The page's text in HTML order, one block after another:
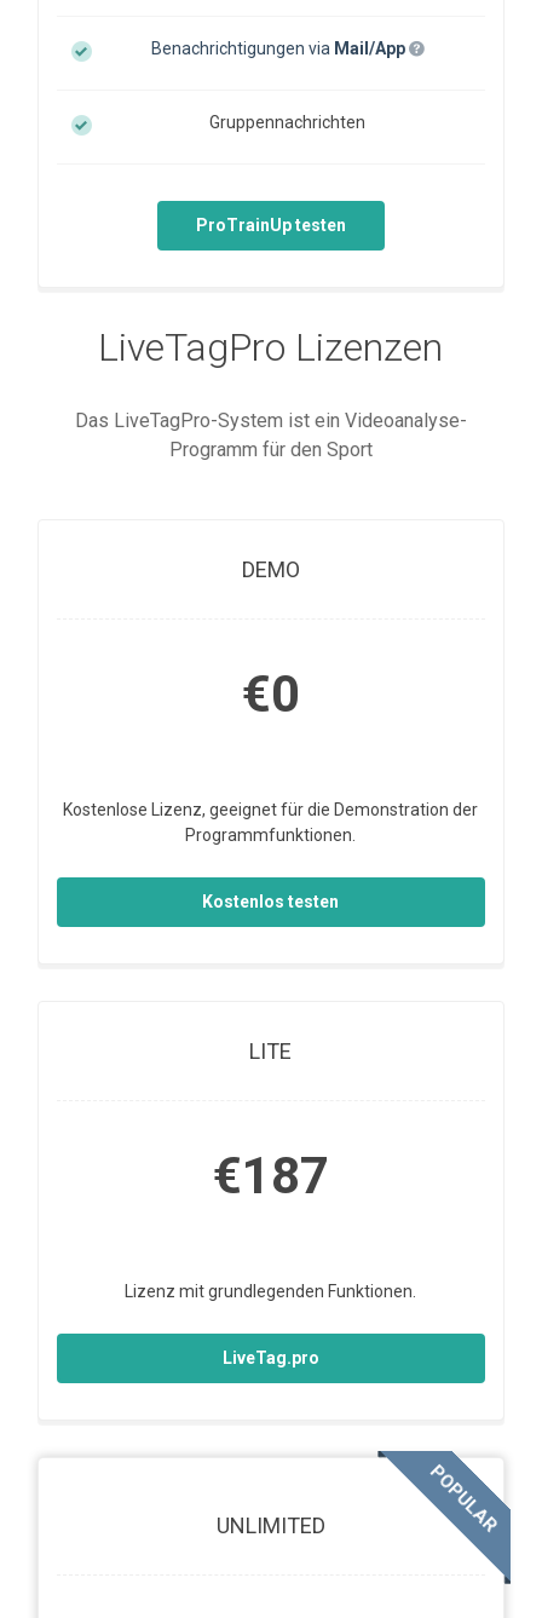
Benachrichtigungen via Mail/App
Gruppennachrichten
ProTrainUp testen
LiveTagPro Lizenzen
Das LiveTagPro-System ist ein Videoanalyse-
Programm für den Sport
DEMO
€0
Kostenlose Lizenz, geeignet für die Demonstration der
Programmfunktionen.
Kostenlos testen
LITE
€187
Lizenz mit grundlegenden Funktionen.
LiveTag.pro
UNLIMITED POPULAR